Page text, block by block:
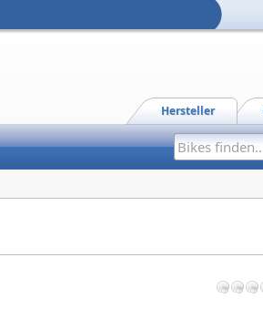
Hersteller